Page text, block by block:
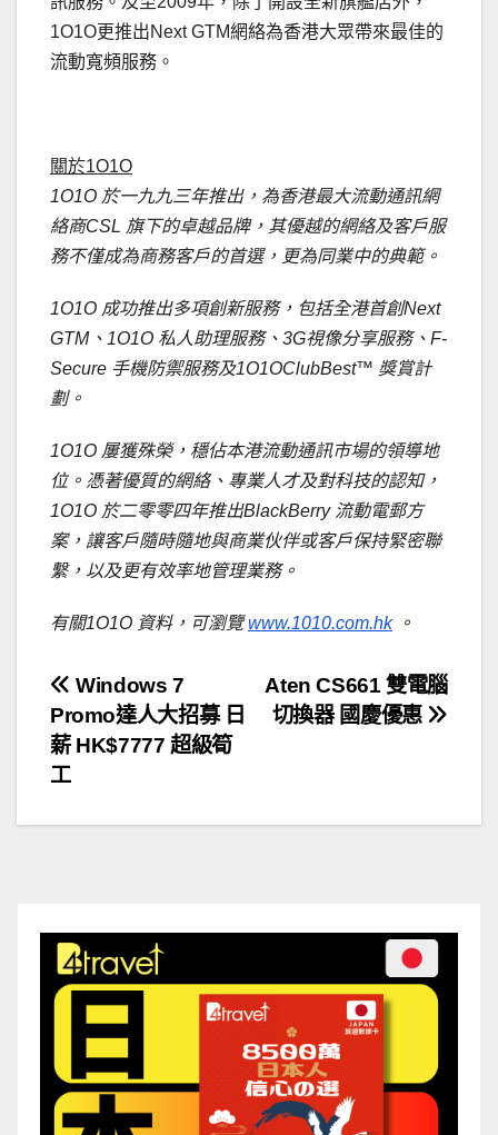
1O1O更推出Next GTM網絡為香港大眾帶來最佳的
流動寬頻服務。
關於1O1O
1O1O 於一九九三年推出，為香港最大流動通訊網
絡商CSL 旗下的卓越品牌，其優越的網絡及客戶服
務不僅成為商務客戶的首選，更為同業中的典範。
1O1O 成功推出多項創新服務，包括全港首創Next
GTM、1O1O 私人助理服務、3G視像分享服務、F-
Secure 手機防禦服務及1O1OClubBest™ 獎賞計
劃。
1O1O 屢獲殊榮，穩佔本港流動通訊市場的領導地
位。憑著優質的網絡、專業人才及對科技的認知，
1O1O 於二零零四年推出BlackBerry 流動電郵方
案，讓客戶隨時隨地與商業伙伴或客戶保持緊密聯
繫，以及更有效率地管理業務。
有關1O1O 資料，可瀏覽www.1010.com.hk。
文
章
導
覽
Aten CS661 雙電腦
切換器 國慶優惠
Windows 7
Promo達人大招募 日
薪 HK$7777 超級筍
工